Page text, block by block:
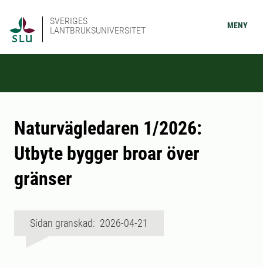
SVERIGES
LANTBRUKSUNIVERSITET
MENY
Naturvägledaren 1/2026:
Utbyte bygger broar över
gränser
Sidan granskad: 2026-04-21